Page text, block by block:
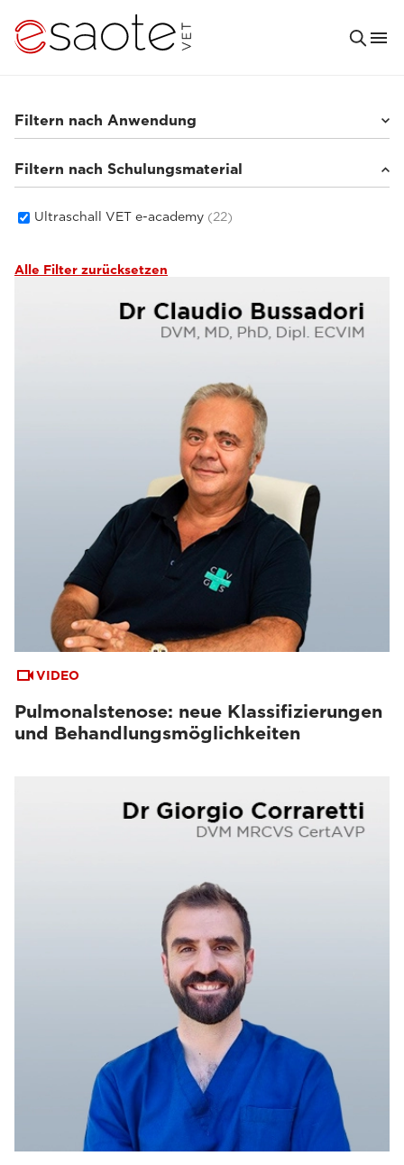
Filtern nach Anwendung
Kleintiere(21)
Pferde(1)
Filtern nach Schulungsmaterial
Ultraschall VET e-academy (22)
Alle Filter zurücksetzen
VIDEO
Pulmonalstenose: neue Klassifizierungen
und Behandlungsmöglichkeiten